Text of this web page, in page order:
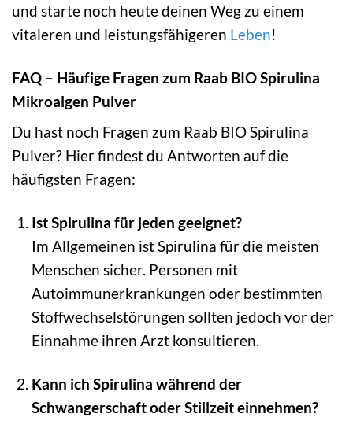
und starte noch heute deinen Weg zu einem
vitaleren und leistungsfähigeren Leben!
FAQ – Häufige Fragen zum Raab BIO Spirulina
Mikroalgen Pulver
Du hast noch Fragen zum Raab BIO Spirulina
Pulver? Hier findest du Antworten auf die
häufigsten Fragen:
Ist Spirulina für jeden geeignet?
Im Allgemeinen ist Spirulina für die meisten
Menschen sicher. Personen mit
Autoimmunerkrankungen oder bestimmten
Stoffwechselstörungen sollten jedoch vor der
Einnahme ihren Arzt konsultieren.
Kann ich Spirulina während der
Schwangerschaft oder Stillzeit einnehmen?